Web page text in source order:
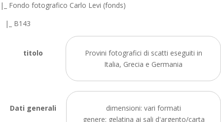
|_ Fondo fotografico Carlo Levi (fonds)
|_ B143
titolo
Provini fotografici di scatti eseguiti in
Italia, Grecia e Germania
Dati generali
dimensioni: vari formati
genere: gelatina ai sali d'argento/carta